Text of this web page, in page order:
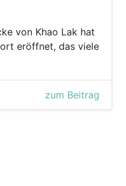
von Khao Lak hat
eröffnet, das viele
zum Beitrag